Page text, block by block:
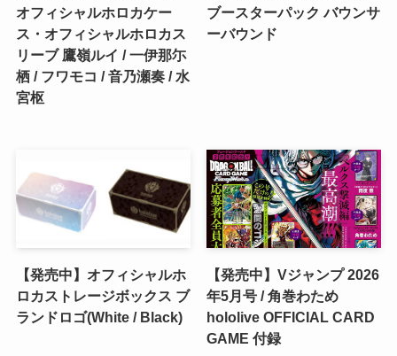
オフィシャルホロカケー
ス・オフィシャルホロカス
リーブ 鷹嶺ルイ / 一伊那尓
栖 / フワモコ / 音乃瀬奏 / 水
宮枢
ブースターパック バウンサ
ーバウンド
【発売中】オフィシャルホ
ロカストレージボックス ブ
ランドロゴ(White / Black)
【発売中】Vジャンプ 2026
年5月号 / 角巻わため
hololive OFFICIAL CARD
GAME 付録